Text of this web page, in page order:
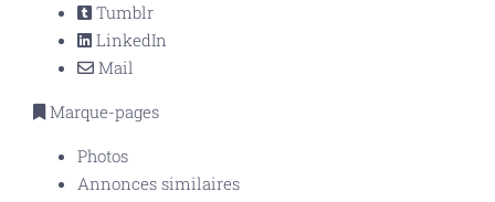
Tumblr
LinkedIn
Mail
Marque-pages
Photos
Annonces similaires